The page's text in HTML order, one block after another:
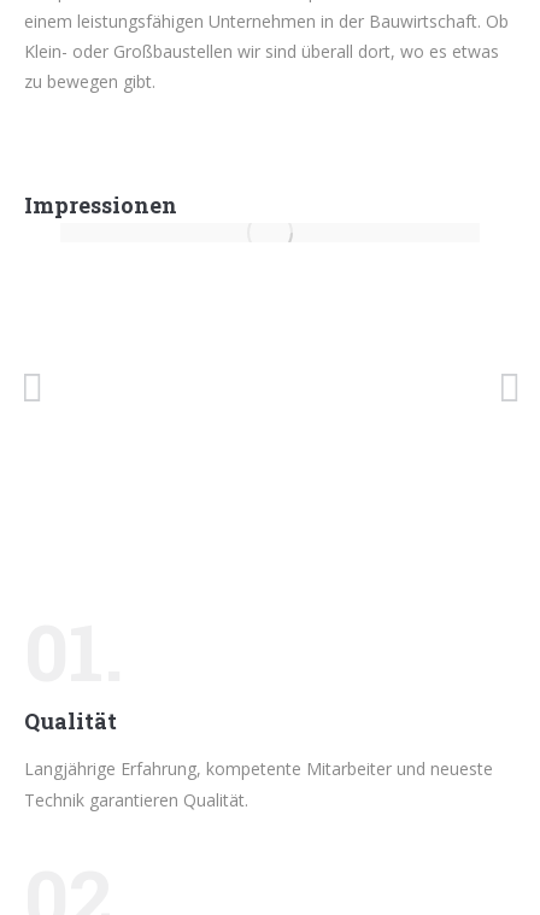
einem leistungsfähigen Unternehmen in der Bauwirtschaft. Ob
Klein- oder Großbaustellen wir sind überall dort, wo es etwas
zu bewegen gibt.
Impressionen
Qualität
Langjährige Erfahrung, kompetente Mitarbeiter und neueste
Technik garantieren Qualität.